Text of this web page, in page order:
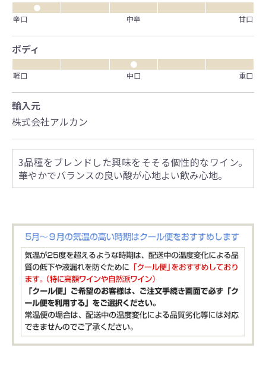
●
辛口
中辛 甘口
ボディ
●
軽口
中口 重口
輸入元
株式会社アルカン
3品種をブレンドした興味をそそる個性的なワイン。
華やかでバランスの良い酸が心地よい飲み心地。